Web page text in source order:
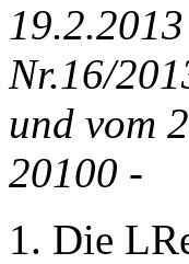
Nr.16/
und vom
20100 -
1. Die